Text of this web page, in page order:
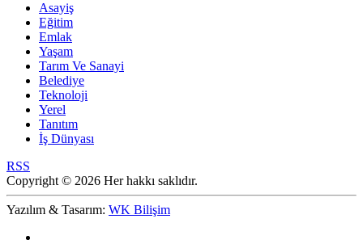
Asayiş
Eğitim
Emlak
Yaşam
Tarım Ve Sanayi
Belediye
Teknoloji
Yerel
Tanıtım
İş Dünyası
RSS
Copyright © 2026 Her hakkı saklıdır.
Yazılım & Tasarım: WK Bilişim